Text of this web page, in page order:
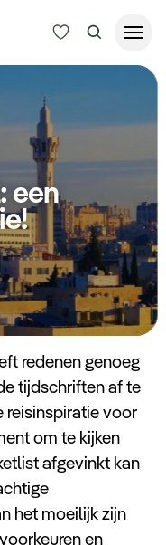
een
redenen genoeg
tijdschriften af te
reisinspiratie voor
om te kijken
afgevinkt kan
het moeilijk zijn
en